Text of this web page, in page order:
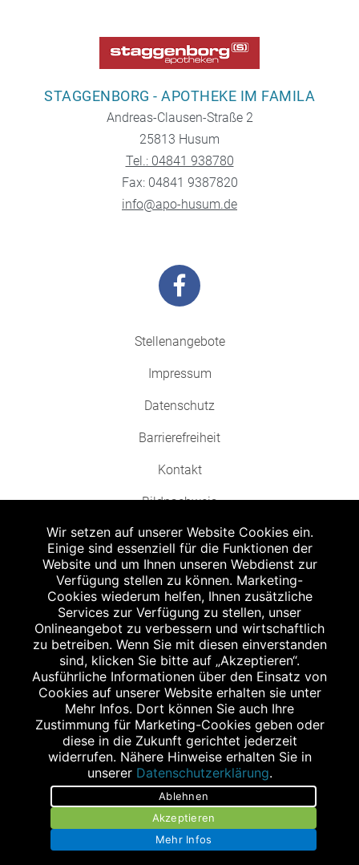
STAGGENBORG - APOTHEKE IM FAMILA
Andreas-Clausen-Straße 2
25813 Husum
Tel.: 04841 938780
Fax: 04841 9387820
info@apo-husum.de
Stellenangebote
Impressum
Datenschutz
Barrierefreiheit
Kontakt
Bildnachweis
Abgabe in haushaltsüblichen Mengen, solange der Vorrat reicht. Für Druck-
und Satzfehler keine Haftung.
Zu Risiken und Nebenwirkungen lesen Sie die Packungsbeilage und fragen
Sie Ihren Arzt oder Apotheker.
Angabe nach der deutschen Arzneimitteltaxe Apothekenerstattungspreis
(AEP). Der AEP ist keine unverbindliche Preisempfehlung der Hersteller. Der
AEP ist ein von den Apotheken in Ansatz gebrachter Preis für rezeptfreie
Arzneimittel. Er entspricht in der Höhe dem für Apotheken verbindlichen
Abgabepreis, zu dem eine Apotheke in bestimmten Fällen (z.B. bei Kindern
unter 12 Jahren) das Produkt mit der gesetzlichen Krankenversicherung
abrechnet. Der AEP ist der allgemeine Erstattungspreis im Falle einer
Kostenübernahme durch die gesetzlichen Krankenkassen, vor Abzug eines
Zwangsrabattes (zur Zeit 5%) nach §130 Abs. 1 SGB V.
Unverbindliche Preisempfehlung des Herstellers (UVP).
powered by apovena.de
Wir setzen auf unserer Website Cookies ein.
Einige sind essenziell für die Funktionen der
Website und um Ihnen unseren Webdienst zur
Verfügung stellen zu können. Marketing-
Cookies wiederum helfen, Ihnen zusätzliche
Services zur Verfügung zu stellen, unser
Onlineangebot zu verbessern und wirtschaftlich
zu betreiben. Wenn Sie mit diesen einverstanden
sind, klicken Sie bitte auf „Akzeptieren“.
Ausführliche Informationen über den Einsatz von
Cookies auf unserer Website erhalten sie unter
Mehr Infos. Dort können Sie auch Ihre
Zustimmung für Marketing-Cookies geben oder
diese in die Zukunft gerichtet jederzeit
widerrufen. Nähere Hinweise erhalten Sie in
unserer Datenschutzerklärung.
Ablehnen
Akzeptieren
Mehr Infos